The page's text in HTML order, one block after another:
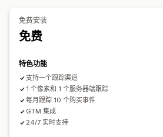
分析控制面板
绩效分析
绩效跟踪
免费安装
免费
特色功能
支持一个跟踪渠道
1 个像素和 1 个服务器端跟踪
每月跟踪 10 个购买事件
GTM 集成
24/7 实时支持